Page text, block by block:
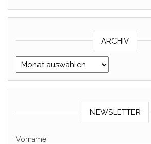
ARCHIV
Archiv
NEWSLETTER
Vorname